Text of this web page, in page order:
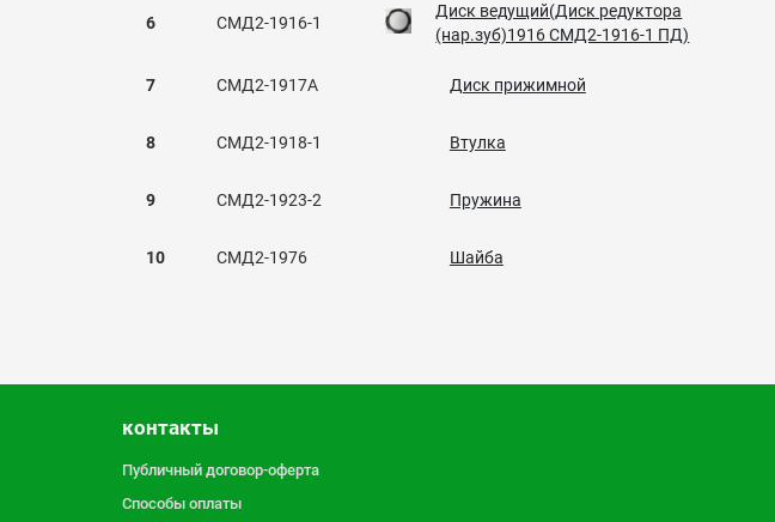
6 СМД2-1916-1
Диск ведущий(Диск редуктора
(нар.зуб)1916 СМД2-1916-1 ПД)
7 СМД2-1917А Диск прижимной
8 СМД2-1918-1 Втулка
9 СМД2-1923-2 Пружина
10 СМД2-1976 Шайба
контакты
Публичный договор-оферта
Способы оплаты